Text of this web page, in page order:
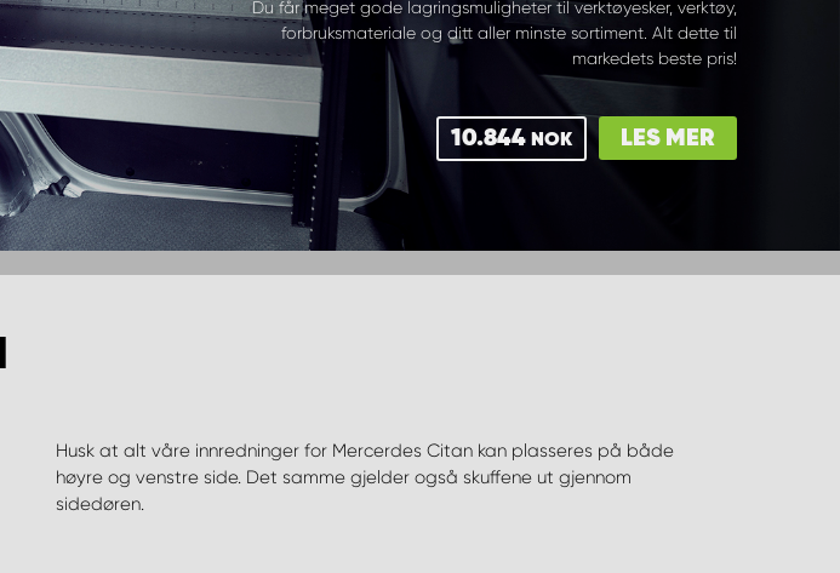
Du får meget gode lagringsmuligheter til verktøyesker, verktøy,
forbruksmateriale og ditt aller minste sortiment. Alt dette til
markedets beste pris!
10.844 NOK LES MER
Husk at alt våre innredninger for Mercerdes Citan kan plasseres på både
høyre og venstre side. Det samme gjelder også skuffene ut gjennom
sidedøren.